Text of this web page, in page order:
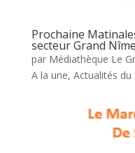
Prochaine
secteur Grand
par Médiathèque Le
A la une, Actualités du